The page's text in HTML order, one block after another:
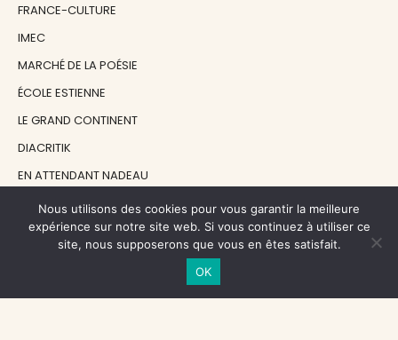
FRANCE-CULTURE
IMEC
MARCHÉ DE LA POÉSIE
ÉCOLE ESTIENNE
LE GRAND CONTINENT
DIACRITIK
EN ATTENDANT NADEAU
NOS SOUTIENS
Nous utilisons des cookies pour vous garantir la meilleure
expérience sur notre site web. Si vous continuez à utiliser ce
site, nous supposerons que vous en êtes satisfait.
OK